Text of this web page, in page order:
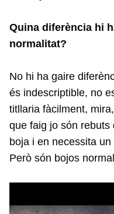
Quina diferència hi
normalitat?
No hi ha gaire
és indescriptible, no
titllaria fàcilment,
que faig jo són
boja i en necessita
Però són bojos